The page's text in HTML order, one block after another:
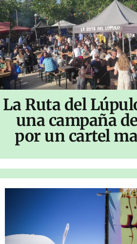
La Ruta del
una campaña
por un cartel